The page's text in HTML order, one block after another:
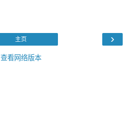
›
主页
查看网络版本